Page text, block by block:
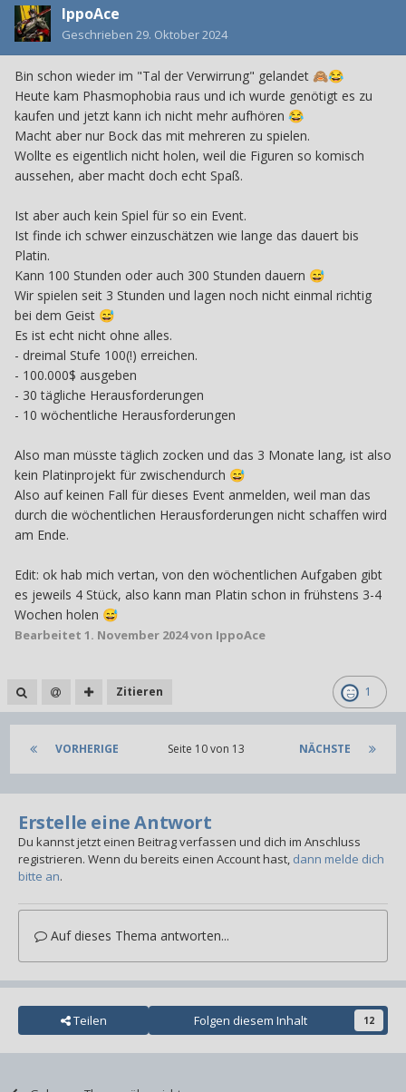
IppoAce
Geschrieben 29. Oktober 2024
Bin schon wieder im "Tal der Verwirrung" gelandet 🙈😂
Heute kam Phasmophobia raus und ich wurde genötigt es zu
kaufen und jetzt kann ich nicht mehr aufhören 😂
Macht aber nur Bock das mit mehreren zu spielen.
Wollte es eigentlich nicht holen, weil die Figuren so komisch
aussehen, aber macht doch echt Spaß.
Ist aber auch kein Spiel für so ein Event.
Ist finde ich schwer einzuschätzen wie lange das dauert bis
Platin.
Kann 100 Stunden oder auch 300 Stunden dauern 😅
Wir spielen seit 3 Stunden und lagen noch nicht einmal richtig
bei dem Geist 😅
Es ist echt nicht ohne alles.
- dreimal Stufe 100(!) erreichen.
- 100.000$ ausgeben
- 30 tägliche Herausforderungen
- 10 wöchentliche Herausforderungen
Also man müsste täglich zocken und das 3 Monate lang, ist also
kein Platinprojekt für zwischendurch 😅
Also auf keinen Fall für dieses Event anmelden, weil man das
durch die wöchentlichen Herausforderungen nicht schaffen wird
am Ende.
Edit: ok hab mich vertan, von den wöchentlichen Aufgaben gibt
es jeweils 4 Stück, also kann man Platin schon in frühstens 3-4
Wochen holen 😅
Bearbeitet 1. November 2024von IppoAce
1
Zitieren
VORHERIGE NÄCHSTE
Seite 10 von 13
Erstelle eine Antwort
Du kannst jetzt einen Beitrag verfassen und dich im Anschluss
registrieren. Wenn du bereits einen Account hast, dann melde dich
bitte an.
Auf dieses Thema antworten...
Teilen Folgen diesem Inhalt 12